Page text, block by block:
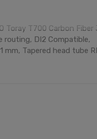
Toray T700 Carbon Fiber
routing, DI2 Compatible,
mm, Tapered head tube
BRAKEsET / FRENI